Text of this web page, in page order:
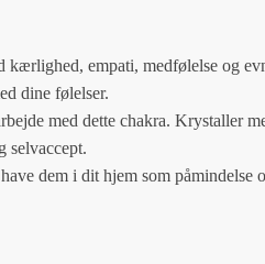
empati, medfølelse og
dine følelser.
med dette chakra. Krystaller
selvaccept.
dem i dit hjem som påmindelse